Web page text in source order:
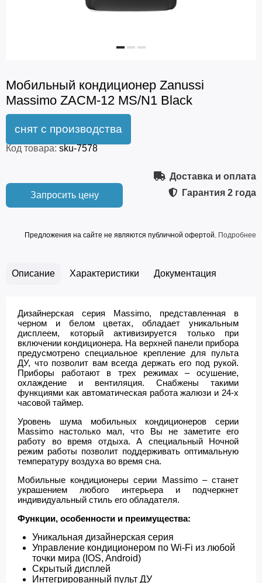
Мобильный кондиционер Zanussi
Massimo ZACM-12 MS/N1 Black
Код товара: sku-7578
Запросить цену
Доставка и оплата
Гарантия 2 года
Предложения на сайте не являются публичной офертой. Подробнее
Описание Характеристики Документация
Дизайнерская серия Massimo, представленная в
черном и белом цветах, обладает уникальным
дисплеем, который активизируется только при
включении кондиционера. На верхней панели прибора
предусмотрено специальное крепление для пульта
ДУ, что позволит вам всегда держать его под рукой.
Приборы работают в трех режимах – осушение,
охлаждение и вентиляция. Снабжены такими
функциями как автоматическая работа жалюзи и 24-х
часовой таймер.
Уровень шума мобильных кондиционеров серии
Massimo настолько мал, что Вы не заметите его
работу во время отдыха. А специальный Ночной
режим работы позволит поддерживать оптимальную
температуру воздуха во время сна.
Мобильные кондиционеры серии Massimo – станет
украшением любого интерьера и подчеркнет
индивидуальный стиль его обладателя.
Функции, особенности и преимущества:
Уникальная дизайнерская серия
Управление кондиционером по Wi-Fi из любой
точки мира (IOS, Android)
Скрытый дисплей
Интегрированный пульт ДУ